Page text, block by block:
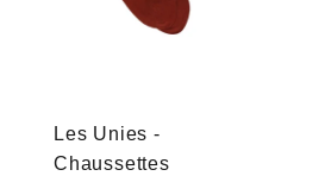
Les Unies -
Chaussettes